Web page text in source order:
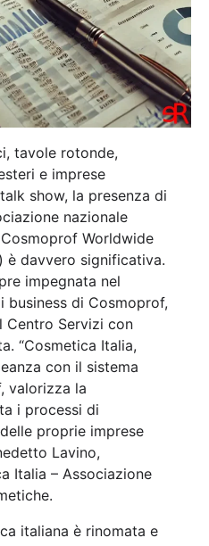
tavole rotonde,
e imprese
show, la presenza di
nazionale
Worldwide
è davvero significativa.
impegnata nel
di Cosmoprof,
Centro Servizi con
“Cosmetica Italia,
con il sistema
valorizza la
i processi di
proprie imprese
Lavino,
Italia – Associazione
italiana è rinomata e